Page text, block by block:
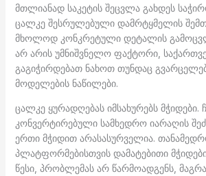
მთლიანად საკეტის შეცვლა გახდეს
ცალკე შესრულებული დამრტყმელის
მხოლოდ კონკრეტული დეტალის
არ არის უმნიშვნელო ფაქტორი,
გაგიჭირდებათ ნახოთ თუნდაც
მოდელების ნაწილები.
ცალკე ყურადღებას იმსახურებს მჭიდები.
კონვერტირებული სამხედრო იარაღის
ერთი მჭიდით არასასურველია.
პლატფორმებისთვის დამატებითი
წესი, პრობლემას არ წარმოადგენს,